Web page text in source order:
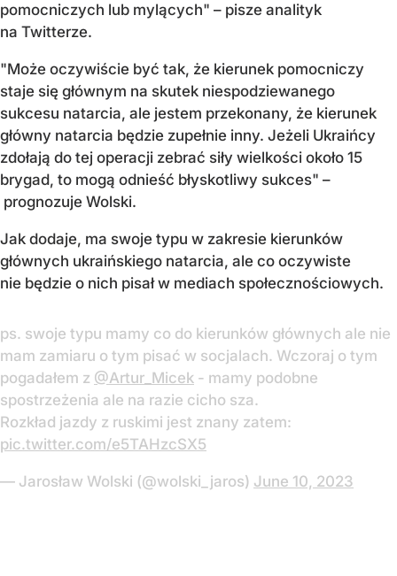
pomocniczych lub mylących" – pisze analityk
na Twitterze.
"Może oczywiście być tak, że kierunek pomocniczy
staje się głównym na skutek niespodziewanego
sukcesu natarcia, ale jestem przekonany, że kierunek
główny natarcia będzie zupełnie inny. Jeżeli Ukraińcy
zdołają do tej operacji zebrać siły wielkości około 15
brygad, to mogą odnieść błyskotliwy sukces" –
prognozuje Wolski.
Jak dodaje, ma swoje typu w zakresie kierunków
głównych ukraińskiego natarcia, ale co oczywiste
nie będzie o nich pisał w mediach społecznościowych.
ps. swoje typu mamy co do kierunków głównych ale nie
mam zamiaru o tym pisać w socjalach. Wczoraj o tym
pogadałem z @Artur_Micek - mamy podobne
spostrzeżenia ale na razie cicho sza.
Rozkład jazdy z ruskimi jest znany zatem:
pic.twitter.com/e5TAHzcSX5
— Jarosław Wolski (@wolski_jaros) June 10, 2023